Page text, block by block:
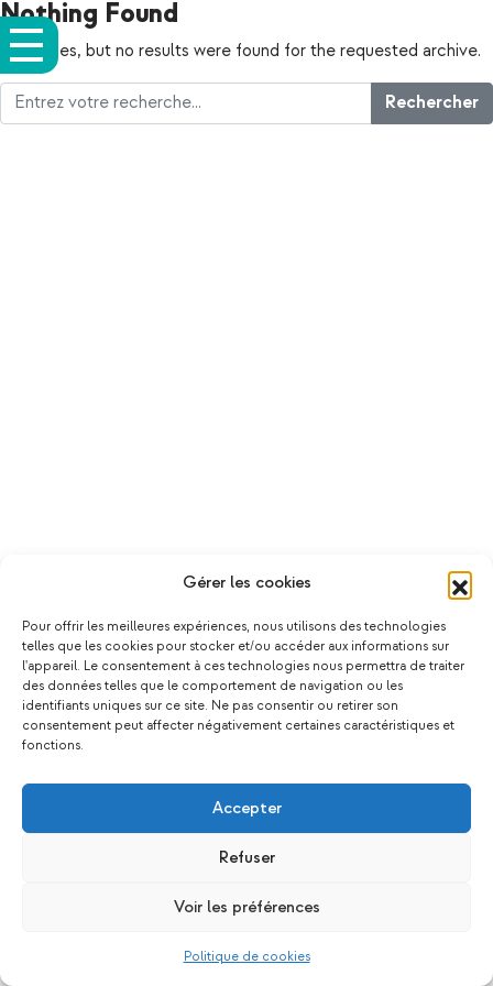
Gérer les cookies
Pour offrir les meilleures expériences, nous utilisons des technologies
telles que les cookies pour stocker et/ou accéder aux informations sur
l'appareil. Le consentement à ces technologies nous permettra de traiter
des données telles que le comportement de navigation ou les
identifiants uniques sur ce site. Ne pas consentir ou retirer son
consentement peut affecter négativement certaines caractéristiques et
fonctions.
Accepter
Refuser
Voir les préférences
Politique de cookies
Nothing Found
Apologies, but no results were found for the requested archive.
Rechercher